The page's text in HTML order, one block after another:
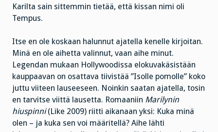
Karilta sain sittemmin tietää, että kissan nimi oli
Tempus.
Itse en ole koskaan halunnut ajatella kenelle kirjoitan.
Minä en ole aihetta valinnut, vaan aihe minut.
Legendan mukaan Hollywoodissa elokuvakäsistään
kauppaavan on osattava tiivistää ”Isolle pomolle” koko
juttu viiteen lauseeseen. Noinkin saatan ajatella, tosin
en tarvitse viittä lausetta. Romaaniin Marilynin
hiuspinni(Like 2009) riitti aikanaan yksi: Kuka minä
olen – ja kuka sen voi määritellä? Aihe lähti